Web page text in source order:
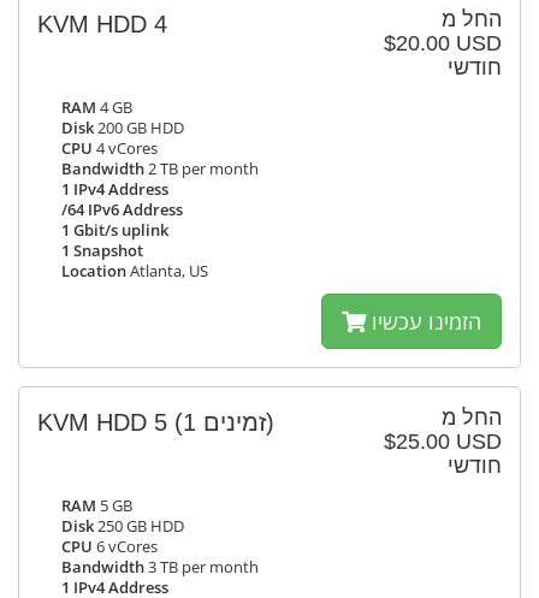
החל מ
$20.00 USD
חודשי
KVM HDD 4
RAM 4 GB
Disk200 GB HDD
CPU 4 vCores
Bandwidth2 TB per month
1 IPv4 Address
/64 IPv6 Address
1 Gbit/s uplink
1 Snapshot
LocationAtlanta, US
הזמינו עכשיו
החל מ
$25.00 USD
חודשי
KVM HDD 5 (1 זמינים)
RAM 5 GB
Disk250 GB HDD
CPU 6 vCores
Bandwidth3 TB per month
1 IPv4 Address